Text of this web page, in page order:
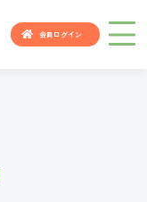
会員ログイン